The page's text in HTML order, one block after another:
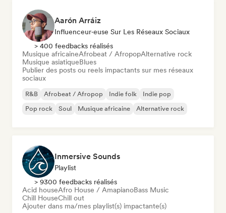
Aarón Arráiz
Influenceur·euse Sur Les Réseaux Sociaux
> 400 feedbacks réalisés
Musique africaineAfrobeat / AfropopAlternative rock
Musique asiatiqueBlues
Publier des posts ou reels impactants sur mes réseaux
sociaux
R&B Afrobeat / Afropop Indie folk
Indie pop
Pop rock
Soul Musique africaine Alternative rock
Inmersive Sounds
Playlist
> 9300 feedbacks réalisés
Acid houseAfro House / AmapianoBass Music
Chill HouseChill out
Ajouter dans ma/mes playlist(s) impactante(s)